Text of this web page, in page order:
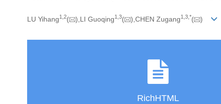
LU Yihang1, 2( ),LI Guoqing1, 3( ),CHEN Zugang1, 3, *( )
RichHTML